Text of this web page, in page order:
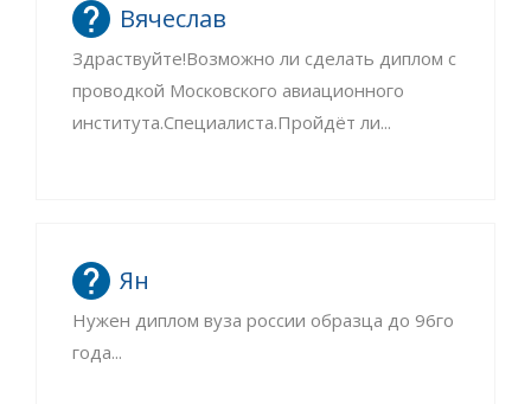
Вячеслав
Здраствуйте!Возможно ли сделать диплом с
проводкой Московского авиационного
института.Специалиста.Пройдёт ли...
Ян
Нужен диплом вуза россии образца до 96го
года...